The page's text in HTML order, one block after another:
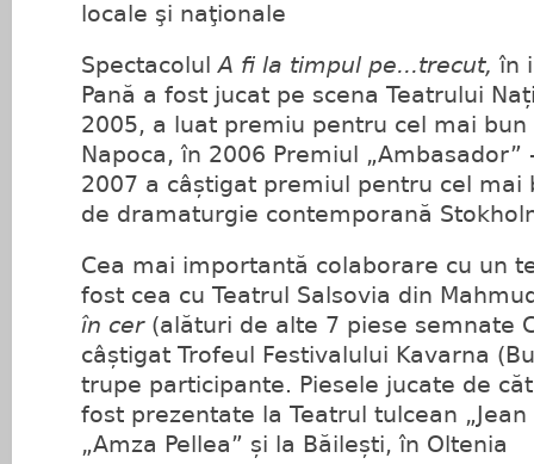
locale şi naţionale
SpectacolulA fi la timpul pe...trecut, în
Pană a fost jucat pe scena Teatrului
2005, a luat premiu pentru cel mai bun
Napoca, în 2006 Premiul „Ambasador”
2007 a câștigat premiul pentru cel mai
de dramaturgie contemporană
Cea mai importantă colaborare cu un
fost cea cu Teatrul Salsovia din
în cer(alături de alte 7 piese semnate
câștigat Trofeul Festivalului Kavarna
trupe participante. Piesele jucate de
fost prezentate la Teatrul tulcean
„Amza Pellea” și la Băilești, în Oltenia